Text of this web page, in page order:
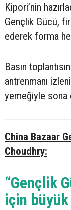
Kipori’nin
Gençlik Gücü,
ederek forma
Basın
antrenmanı
yemeğiyle sona
China Bazaar
Choudhry:
“Gençlik
için